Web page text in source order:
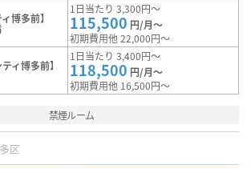
博多前】
1日当たり 3,300円～
115,500 円/月～
初期費用他 22,000円～
ィ博多前】
1日当たり 3,400円～
118,500 円/月～
初期費用他 16,500円～
禁煙ルーム
区